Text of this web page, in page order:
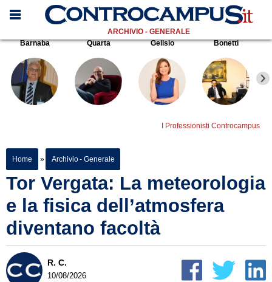
ARCHIVIO - GENERALE
Barnaba
Quarta Gelisio Bonetti
I Professionisti Controcampus
Home » Archivio - Generale
Tor Vergata: La meteorologia
e la fisica dell’atmosfera
diventano facoltà
R. C.
10/08/2026